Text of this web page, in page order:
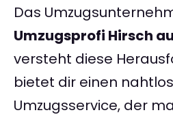
Das
Umzugsprofi Hirsch
versteht diese
bietet dir einen
Umzugsservice, der